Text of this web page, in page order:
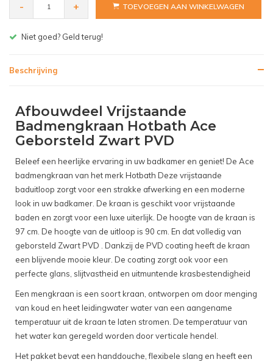
- + TOEVOEGEN AAN WINKELWAGEN
Gratis bezorgen v.a. € 150,- (NL)
Beschrijving
Afbouwdeel Vrijstaande
Badmengkraan Hotbath Ace
Geborsteld Zwart PVD
Beleef een heerlijke ervaring in uw badkamer en geniet! De Ace
badmengkraan van het merk Hotbath Deze vrijstaande
baduitloop zorgt voor een strakke afwerking en een moderne
look in uw badkamer. De kraan is geschikt voor vrijstaande
baden en zorgt voor een luxe uiterlijk. De hoogte van de kraan is
97 cm. De hoogte van de uitloop is 90 cm. En dat volledig van
geborsteld Zwart PVD . Dankzij de PVD coating heeft de kraan
een blijvende mooie kleur. De coating zorgt ook voor een
perfecte glans, slijtvastheid en uitmuntende krasbestendigheid
Een mengkraan is een soort kraan, ontworpen om door menging
van koud en heet leidingwater water van een aangename
temperatuur uit de kraan te laten stromen. De temperatuur van
het water kan geregeld worden door verticale hendel.
Het pakket bevat een handdouche, flexibele slang en heeft een